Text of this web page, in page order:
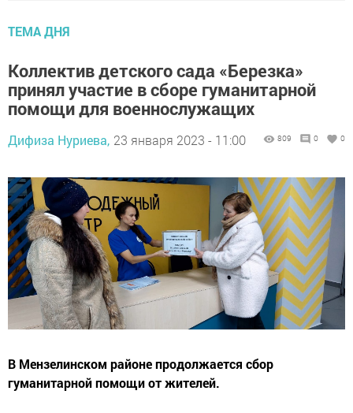
ТЕМА ДНЯ
Коллектив детского сада «Березка»
принял участие в сборе гуманитарной
помощи для военнослужащих
Дифиза Нуриева, 23 января 2023 - 11:00 809 0 0
В Мензелинском районе продолжается сбор
гуманитарной помощи от жителей.